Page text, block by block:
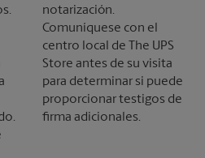
notarización.
Comuníquese con el
centro local de The UPS
Store antes de su visita
para determinar si puede
proporcionar testigos de
firma adicionales.